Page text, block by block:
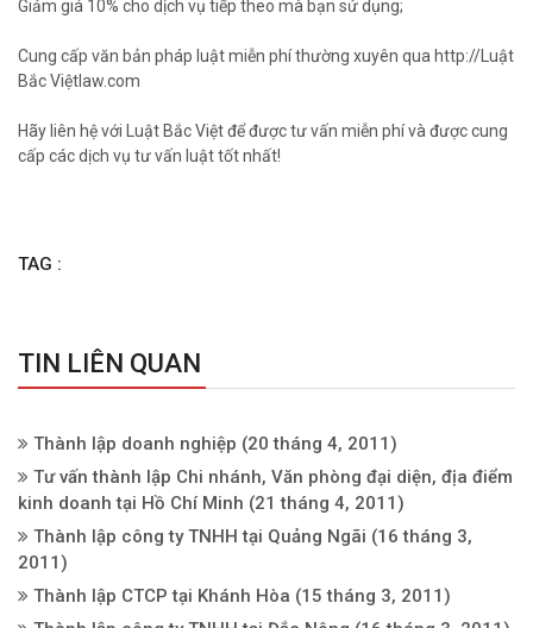
Giảm giá 10% cho dịch vụ tiếp theo mà bạn sử dụng;
Cung cấp văn bản pháp luật miễn phí thường xuyên qua http://Luật
Bắc Việtlaw.com
Hãy liên hệ với Luật Bắc Việt để được tư vấn miễn phí và được cung
cấp các dịch vụ tư vấn luật tốt nhất!
TAG :
TIN LIÊN QUAN
Thành lập doanh nghiệp (20 tháng 4, 2011)
Tư vấn thành lập Chi nhánh, Văn phòng đại diện, địa điểm
kinh doanh tại Hồ Chí Minh (21 tháng 4, 2011)
Thành lập công ty TNHH tại Quảng Ngãi (16 tháng 3,
2011)
Thành lập CTCP tại Khánh Hòa (15 tháng 3, 2011)